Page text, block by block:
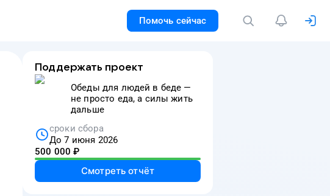
Помочь сейчас
Поддержать проект
Обеды для людей в беде —
не просто еда, а силы жить
дальше
сроки сбора
До 7 июня 2026
500 000 ₽
Смотреть отчёт